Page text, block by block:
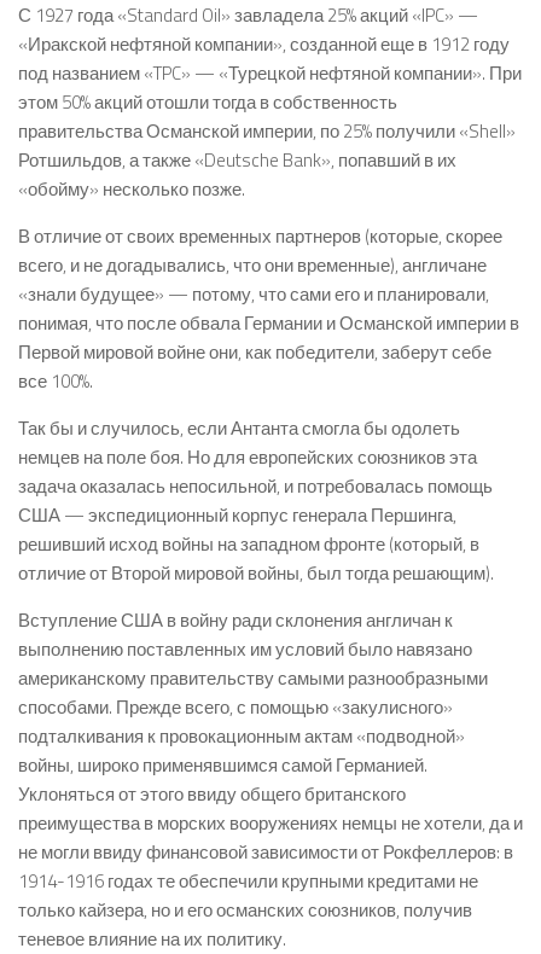
С 1927 года «Standard Oil» завладела 25% акций «IPC» —
«Иракской нефтяной компании», созданной еще в 1912 году
под названием «TPC» — «Турецкой нефтяной компании». При
этом 50% акций отошли тогда в собственность
правительства Османской империи, по 25% получили «Shell»
Ротшильдов, а также «Deutsche Bank», попавший в их
«обойму» несколько позже.
В отличие от своих временных партнеров (которые, скорее
всего, и не догадывались, что они временные), англичане
«знали будущее» — потому, что сами его и планировали,
понимая, что после обвала Германии и Османской империи в
Первой мировой войне они, как победители, заберут себе
все 100%.
Так бы и случилось, если Антанта смогла бы одолеть
немцев на поле боя. Но для европейских союзников эта
задача оказалась непосильной, и потребовалась помощь
США — экспедиционный корпус генерала Першинга,
решивший исход войны на западном фронте (который, в
отличие от Второй мировой войны, был тогда решающим).
Вступление США в войну ради склонения англичан к
выполнению поставленных им условий было навязано
американскому правительству самыми разнообразными
способами. Прежде всего, с помощью «закулисного»
подталкивания к провокационным актам «подводной»
войны, широко применявшимся самой Германией.
Уклоняться от этого ввиду общего британского
преимущества в морских вооружениях немцы не хотели, да и
не могли ввиду финансовой зависимости от Рокфеллеров: в
1914-1916 годах те обеспечили крупными кредитами не
только кайзера, но и его османских союзников, получив
теневое влияние на их политику.